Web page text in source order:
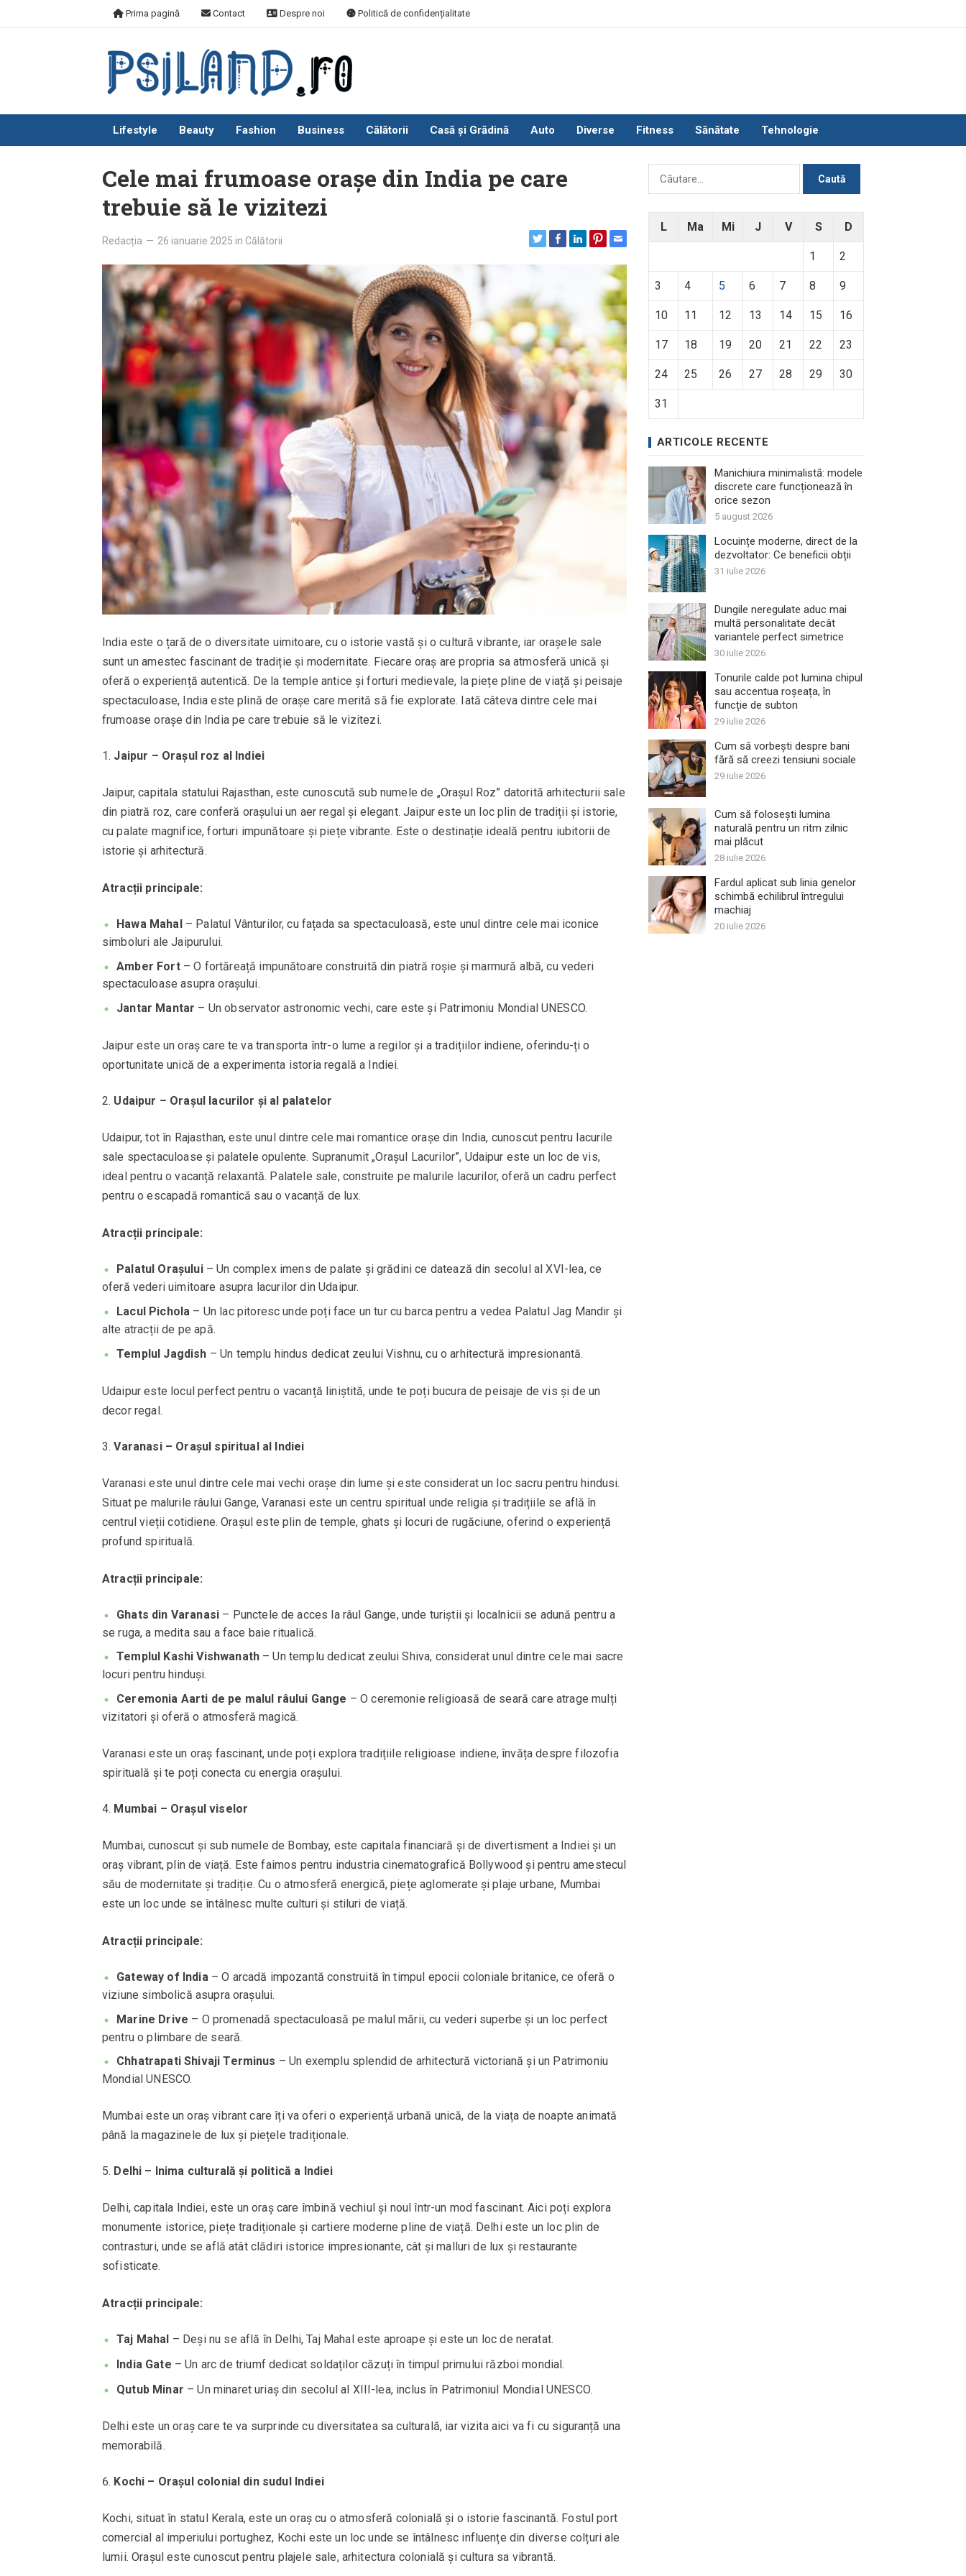
Prima pagină Contact Despre noi Politică de confidențialitate
Lifestyle Beauty Fashion Business Călătorii Casă și Grădină Auto Diverse Fitness Sănătate Tehnologie
Cele mai frumoase orașe din India pe care
trebuie să le vizitezi
Redacția — 26 ianuarie 2025 in Călătorii
India este o țară de o diversitate uimitoare, cu o istorie vastă și o cultură vibrante, iar orașele sale
sunt un amestec fascinant de tradiție și modernitate. Fiecare oraș are propria sa atmosferă unică și
oferă o experiență autentică. De la temple antice și forturi medievale, la piețe pline de viață și peisaje
spectaculoase, India este plină de orașe care merită să fie explorate. Iată câteva dintre cele mai
frumoase orașe din India pe care trebuie să le vizitezi.
Jaipur – Orașul roz al Indiei
Jaipur, capitala statului Rajasthan, este cunoscută sub numele de „Orașul Roz” datorită arhitecturii sale
din piatră roz, care conferă orașului un aer regal și elegant. Jaipur este un loc plin de tradiții și istorie,
cu palate magnifice, forturi impunătoare și piețe vibrante. Este o destinație ideală pentru iubitorii de
istorie și arhitectură.
Atracții principale:
Hawa Mahal– Palatul Vânturilor, cu fațada sa spectaculoasă, este unul dintre cele mai iconice
simboluri ale Jaipurului.
Amber Fort– O fortăreață impunătoare construită din piatră roșie și marmură albă, cu vederi
spectaculoase asupra orașului.
Jantar Mantar – Un observator astronomic vechi, care este și Patrimoniu Mondial UNESCO.
Jaipur este un oraș care te va transporta într-o lume a regilor și a tradițiilor indiene, oferindu-ți o
oportunitate unică de a experimenta istoria regală a Indiei.
Udaipur – Orașul lacurilor și al palatelor
Udaipur, tot în Rajasthan, este unul dintre cele mai romantice orașe din India, cunoscut pentru lacurile
sale spectaculoase și palatele opulente. Supranumit „Orașul Lacurilor”, Udaipur este un loc de vis,
ideal pentru o vacanță relaxantă. Palatele sale, construite pe malurile lacurilor, oferă un cadru perfect
pentru o escapadă romantică sau o vacanță de lux.
Atracții principale:
Palatul Orașului– Un complex imens de palate și grădini ce datează din secolul al XVI-lea, ce
oferă vederi uimitoare asupra lacurilor din Udaipur.
Lacul Pichola – Un lac pitoresc unde poți face un tur cu barca pentru a vedea Palatul Jag Mandir și
alte atracții de pe apă.
Templul Jagdish – Un templu hindus dedicat zeului Vishnu, cu o arhitectură impresionantă.
Udaipur este locul perfect pentru o vacanță liniștită, unde te poți bucura de peisaje de vis și de un
decor regal.
Varanasi – Orașul spiritual al Indiei
Varanasi este unul dintre cele mai vechi orașe din lume și este considerat un loc sacru pentru hindusi.
Situat pe malurile râului Gange, Varanasi este un centru spiritual unde religia și tradițiile se află în
centrul vieții cotidiene. Orașul este plin de temple, ghats și locuri de rugăciune, oferind o experiență
profund spirituală.
Atracții principale:
Ghats din Varanasi – Punctele de acces la râul Gange, unde turiștii și localnicii se adună pentru a
se ruga, a medita sau a face baie ritualică.
Templul Kashi Vishwanath – Un templu dedicat zeului Shiva, considerat unul dintre cele mai sacre
locuri pentru hinduși.
Ceremonia Aarti de pe malul râului Gange – O ceremonie religioasă de seară care atrage mulți
vizitatori și oferă o atmosferă magică.
Varanasi este un oraș fascinant, unde poți explora tradițiile religioase indiene, învăța despre filozofia
spirituală și te poți conecta cu energia orașului.
Mumbai – Orașul viselor
Mumbai, cunoscut și sub numele de Bombay, este capitala financiară și de divertisment a Indiei și un
oraș vibrant, plin de viață. Este faimos pentru industria cinematografică Bollywood și pentru amestecul
său de modernitate și tradiție. Cu o atmosferă energică, piețe aglomerate și plaje urbane, Mumbai
este un loc unde se întâlnesc multe culturi și stiluri de viață.
Atracții principale:
Gateway of India– O arcadă impozantă construită în timpul epocii coloniale britanice, ce oferă o
viziune simbolică asupra orașului.
Marine Drive – O promenadă spectaculoasă pe malul mării, cu vederi superbe și un loc perfect
pentru o plimbare de seară.
Chhatrapati Shivaji Terminus – Un exemplu splendid de arhitectură victoriană și un Patrimoniu
Mondial UNESCO.
Mumbai este un oraș vibrant care îți va oferi o experiență urbană unică, de la viața de noapte animată
până la magazinele de lux și piețele tradiționale.
Delhi – Inima culturală și politică a Indiei
Delhi, capitala Indiei, este un oraș care îmbină vechiul și noul într-un mod fascinant. Aici poți explora
monumente istorice, piețe tradiționale și cartiere moderne pline de viață. Delhi este un loc plin de
contrasturi, unde se află atât clădiri istorice impresionante, cât și malluri de lux și restaurante
sofisticate.
Atracții principale:
Taj Mahal – Deși nu se află în Delhi, Taj Mahal este aproape și este un loc de neratat.
India Gate – Un arc de triumf dedicat soldaților căzuți în timpul primului război mondial.
Qutub Minar – Un minaret uriaș din secolul al XIII-lea, inclus în Patrimoniul Mondial UNESCO.
Delhi este un oraș care te va surprinde cu diversitatea sa culturală, iar vizita aici va fi cu siguranță una
memorabilă.
Kochi – Orașul colonial din sudul Indiei
Kochi, situat în statul Kerala, este un oraș cu o atmosferă colonială și o istorie fascinantă. Fostul port
comercial al imperiului portughez, Kochi este un loc unde se întâlnesc influențe din diverse colțuri ale
lumii. Orașul este cunoscut pentru plajele sale, arhitectura colonială și cultura sa vibrantă.
Caută
L Ma Mi J V S D
1 2
3 4 5 6 7 8 9
10 11 12 13 14 15 16
17 18 19 20 21 22 23
24 25 26 27 28 29 30
31
ARTICOLE RECENTE
Manichiura minimalistă: modele
discrete care funcționează în
orice sezon
5 august 2026
Locuințe moderne, direct de la
dezvoltator: Ce beneficii obții
31 iulie 2026
Dungile neregulate aduc mai
multă personalitate decât
variantele perfect simetrice
30 iulie 2026
Tonurile calde pot lumina chipul
sau accentua roșeața, în
funcție de subton
29 iulie 2026
Cum să vorbești despre bani
fără să creezi tensiuni sociale
29 iulie 2026
Cum să folosești lumina
naturală pentru un ritm zilnic
mai plăcut
28 iulie 2026
Fardul aplicat sub linia genelor
schimbă echilibrul întregului
machiaj
20 iulie 2026